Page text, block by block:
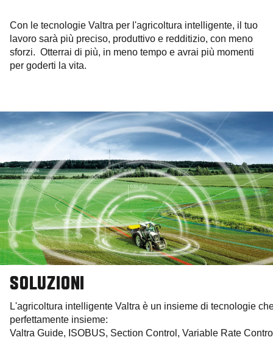
Con le tecnologie Valtra per l'agricoltura intelligente, il tuo
lavoro sarà più preciso, produttivo e redditizio, con meno
sforzi. Otterrai di più, in meno tempo e avrai più momenti
per goderti la vita.
SOLUZIONI
L'agricoltura intelligente Valtra è un insieme di tecnologie
perfettamente insieme:
Valtra Guide, ISOBUS, Section Control, Variable Rate